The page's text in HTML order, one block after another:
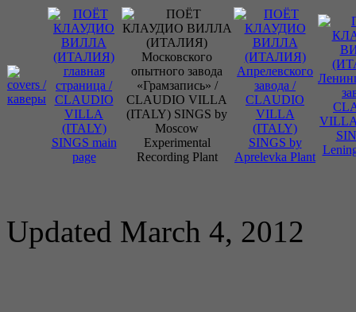
Updated March 4, 2012